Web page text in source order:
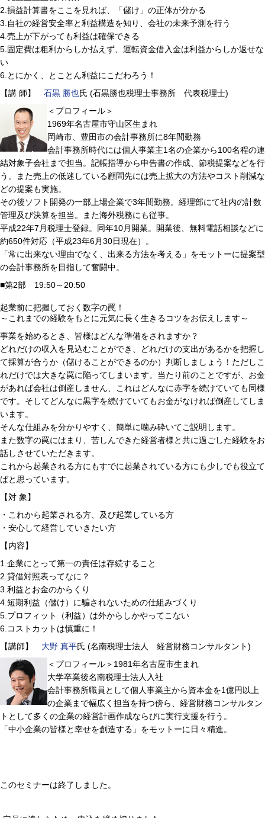
2.損益計算書をここを見れば、「儲け」の正体が分かる
3.自社の経営安全率と利益構造を知り、会社の未来予測を行う
4.売上が下がっても利益は確保できる
5.固定費は粗利からしか払えず、運転資金借入金は利益からしか返せな
い
6.とにかく、とことん利益にこだわろう！
【講 師】 石黒 勝也氏 (石黒勝也税理士事務所 代表税理士)
＜プロフィール＞
1969年名古屋市守山区生まれ
岡崎市、豊田市の会計事務所に8年間勤務
会計事務所時代には個人事業主1名の企業から100名程の連
結対象子会社まで担当。記帳指導から申告書の作成、節税提案などを行
う。また売上の低迷している顧問先には売上拡大の方法やコスト削減な
どの提案も実施。
その後ソフト開発の一部上場企業で3年間勤務。経理部にて社内の計数
管理及び決算を担当。また海外税務にも従事。
平成22年7月税理士登録。同年10月開業。開業後、無料電話相談などに
約650件対応（平成23年6月30日現在）。
「常に出来ない理由でなく、出来る方法を考える」をモットーに提案型
の会計事務所を目指して奮闘中。
■第2部 19:50～20:50
起業前に把握しておく数字の罠！
～これまでの経験をもとに元気に長く生きるコツをお伝えします～
事業を始めるとき、皆様はどんな準備をされますか？
どれだけの収入を見込むことができ、どれだけの支出があるかを把握し
て採算が合うか（儲けることができるのか）判断しましょう！ただしこ
れだけでは大きな罠に陥ってしまいます。当たり前のことですが、お金
があれば会社は倒産しません、これはどんなに赤字を続けていても同様
です。そしてどんなに黒字を続けていてもお金がなければ倒産してしま
います。
そんな仕組みを分かりやすく、簡単に噛み砕いてご説明します。
また数字の罠にはまり、苦しんできた経営者様と共に過ごした経験をお
話しさせていただきます。
これから起業される方にもすでに起業されている方にも少しでも役立て
ばと思っています。
【対 象】
・これから起業される方、及び起業している方
・安心して経営していきたい方
【内容】
1.企業にとって第一の責任は存続すること
2.貸借対照表ってなに？
3.利益とお金のからくり
4.短期利益（儲け）に騙されないための仕組みづくり
5.プロフィット（利益）は外からしかやってこない
6.コストカットは慎重に！
【講師】 大野 真平氏 (名南税理士法人 経営財務コンサルタント)
＜プロフィール＞1981年名古屋市生まれ
大学卒業後名南税理士法人入社
会計事務所職員として個人事業主から資本金を1億円以上
の企業まで幅広く担当を持つ傍ら、経営財務コンサルタン
トとして多くの企業の経営計画作成ならびに実行支援を行う。
「中小企業の皆様と幸せを創造する」をモットーに日々精進。
このセミナーは終了しました。